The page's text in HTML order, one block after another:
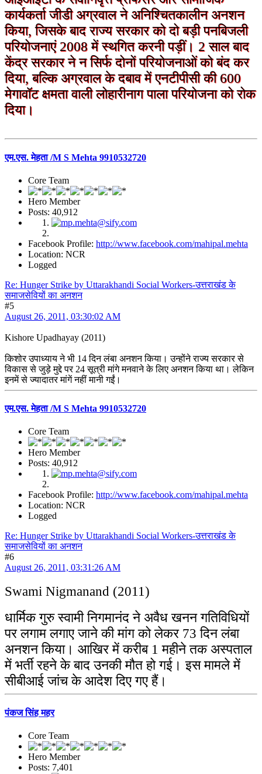
कार्यकर्ता जीडी अग्रवाल ने अनिश्चितकालीन अनशन
किया, जिसके बाद राज्य सरकार को दो बड़ी पनबिजली
परियोजनाएं 2008 में स्थगित करनी पड़ीं। 2 साल बाद
केंद्र सरकार ने न सिर्फ दोनों परियोजनाओं को बंद कर
दिया, बल्कि अग्रवाल के दबाव में एनटीपीसी की 600
मेगावॉट क्षमता वाली लोहारीनाग पाला परियोजना को रोक
दिया।
एम.एस. मेहता /M S Mehta 9910532720
Core Team
Hero Member
Posts: 40,912
Facebook Profile: http://www.facebook.com/mahipal.mehta
Location: NCR
Logged
Re: Hunger Strike by Uttarakhandi Social Workers-उत्तराखंड के
समाजसेवियों का अनशन
#5
August 26, 2011, 03:30:02 AM
Kishore Upadhayay (2011)
किशोर उपाध्याय ने भी 14 दिन लंबा अनशन किया। उन्होंने राज्य सरकार से
विकास से जुड़े मुद्दे पर 24 सूत्री मांगे मनवाने के लिए अनशन किया था। लेकिन
इनमें से ज्यादातर मांगें नहीं मानी गईं।
एम.एस. मेहता /M S Mehta 9910532720
Core Team
Hero Member
Posts: 40,912
Facebook Profile: http://www.facebook.com/mahipal.mehta
Location: NCR
Logged
Re: Hunger Strike by Uttarakhandi Social Workers-उत्तराखंड के
समाजसेवियों का अनशन
#6
August 26, 2011, 03:31:26 AM
Swami Nigmanand (2011)
धार्मिक गुरु स्वामी निगमानंद ने अवैध खनन गतिविधियों
पर लगाम लगाए जाने की मांग को लेकर 73 दिन लंबा
अनशन किया। आखिर में करीब 1 महीने तक अस्पताल
में भर्ती रहने के बाद उनकी मौत हो गई। इस मामले में
सीबीआई जांच के आदेश दिए गए हैं।
पंकज सिंह महर
Core Team
Hero Member
Posts: 7,401